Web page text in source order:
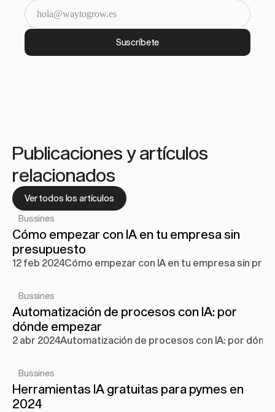
Suscríbete
Publicaciones y artículos
relacionados
Ver todos los artículos
Bussines
Cómo empezar con IA en tu empresa sin
presupuesto
12 feb 2024Cómo empezar con IA en tu empresa sin
Bussines
Automatización de procesos con IA: por
dónde empezar
2 abr 2024Automatización de procesos con IA: por
Bussines
Herramientas IA gratuitas para pymes en
2024